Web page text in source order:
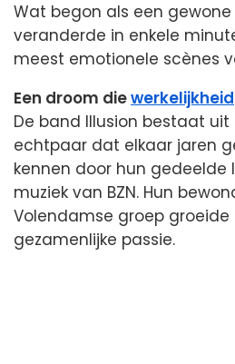
Wat begon als een
veranderde in enkele
meest emotionele scènes
Een droom diewerkelijkheid
De band Illusion bestaat uit
echtpaar dat elkaar jaren
kennen door hun gedeelde
muziek van BZN. Hun
Volendamse groep
gezamenlijke passie.